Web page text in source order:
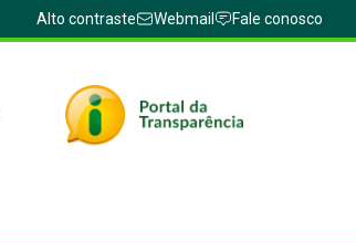
Alto contraste Webmail Fale conosco